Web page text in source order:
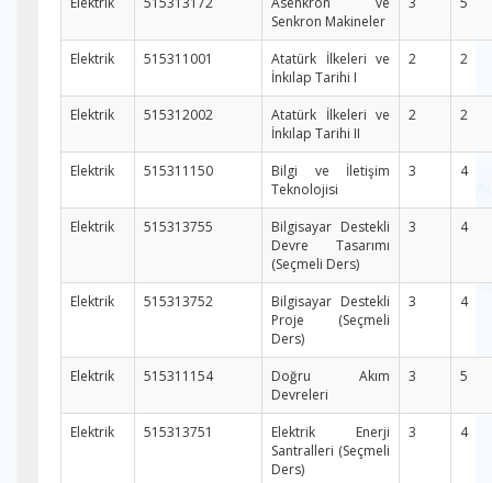
Senkron Makineler
Elektrik 515311001
Atatürk İlkeleri ve
İnkılap Tarihi I
2 2
Elektrik 515312002
Atatürk İlkeleri ve
İnkılap Tarihi II
2 2
Elektrik 515311150
Bilgi ve İletişim
Teknolojisi
3 4
Elektrik 515313755
Bilgisayar Destekli
Devre Tasarımı
(Seçmeli Ders)
3 4
Elektrik 515313752
Bilgisayar Destekli
Proje (Seçmeli
Ders)
3 4
Elektrik 515311154
Doğru Akım
Devreleri
3 5
Elektrik 515313751
Elektrik Enerji
Santralleri (Seçmeli
Ders)
3 4